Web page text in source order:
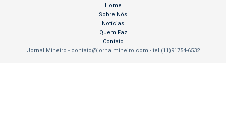
Jornal Mineiro - contato@jornalmineiro.com - tel.(11)91754-6532
Home
Sobre Nós
Notícias
Quem Faz
Contato